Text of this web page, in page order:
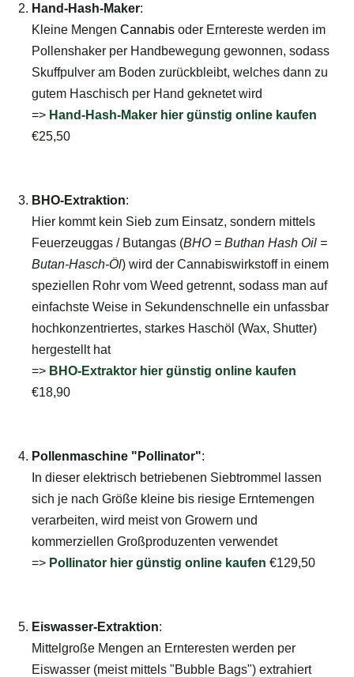
Hand-Hash-Maker:
Kleine Mengen Cannabis oder Erntereste werden im
Pollenshaker per Handbewegung gewonnen, sodass
Skuffpulver am Boden zurückbleibt, welches dann zu
gutem Haschisch per Hand geknetet wird
=> Hand-Hash-Maker hier günstig online kaufen
€25,50
BHO-Extraktion:
Hier kommt kein Sieb zum Einsatz, sondern mittels
Feuerzeuggas / Butangas (BHO = Buthan Hash Oil =
Butan-Hasch-Öl) wird der Cannabiswirkstoff in einem
speziellen Rohr vom Weed getrennt, sodass man auf
einfachste Weise in Sekundenschnelle ein unfassbar
hochkonzentriertes, starkes Haschöl (Wax, Shutter)
hergestellt hat
=> BHO-Extraktor hier günstig online kaufen
€18,90
Pollenmaschine "Pollinator":
In dieser elektrisch betriebenen Siebtrommel lassen
sich je nach Größe kleine bis riesige Erntemengen
verarbeiten, wird meist von Growern und
kommerziellen Großproduzenten verwendet
=> Pollinator hier günstig online kaufen €129,50
Eiswasser-Extraktion:
Mittelgroße Mengen an Ernteresten werden per
Eiswasser (meist mittels "Bubble Bags") extrahiert